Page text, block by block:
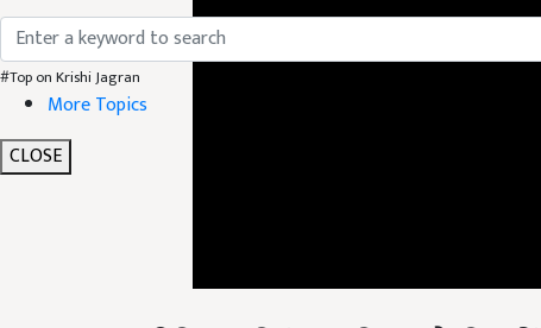
#Top on Krishi Jagran
More Topics
CLOSE